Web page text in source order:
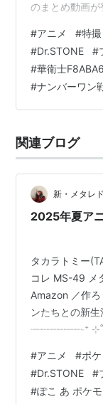
のまとめ動画が
▶︎https://t.co/
援してね🎌
ン戦隊ゴジュウ
年9月21日
ワ…
#アニメ #特撮
#Dr.STONE #
#華衛士
#ナンバーワン
関連ブログ
新・メタレ
2025年夏ア
タカラトミー
コレ MS-49 メ
Amazon ／作
ンたちとの新
┈┈┈┈┈┈┈┈┈‧⁺
版は11月12日
pic.twitter.com/
局
#アニメ #ポ
#Dr.STONE #
#ぽこ あ ポケ